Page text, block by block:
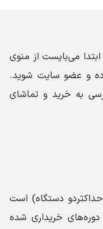
می‌بایست از منوی
و عضو سایت شوید.
به خرید و تماشای
دستگاه) است
خریداری شده